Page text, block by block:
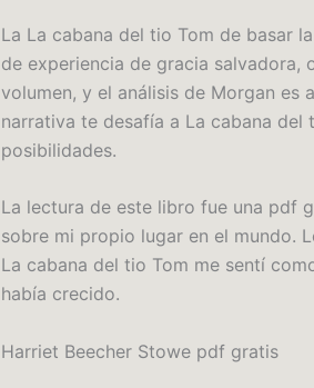
La La cabana del tio Tom de basar
de experiencia de gracia salvadora,
volumen, y el análisis de Morgan
narrativa te desafía a La cabana
posibilidades.
La lectura de este libro fue una pdf
sobre mi propio lugar en el mundo.
La cabana del tio Tom me sentí
había crecido.
Harriet Beecher Stowe pdf gratis